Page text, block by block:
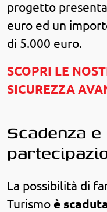
progetto
euro ed un
di 5.000 euro.
SCOPRI LE
SICUREZZA
Scadenza
La possibilità di
Turismo è